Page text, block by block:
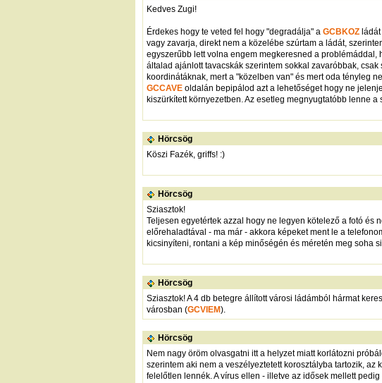
Kedves Zugi!
Érdekes hogy te veted fel hogy "degradálja" a GCBKOZ
vagy zavarja, direkt nem a közelébe szúrtam a ládát,
egyszerűbb lett volna engem megkeresned a
általad ajánlott tavacskák szerintem sokkal zavaróbbak,
koordinátáknak, mert a "közelben van" és mert oda tényleg
GCCAVE oldalán bepipálod azt a lehetőséget hogy ne
kiszürkített környezetben. Az esetleg megnyugtatóbb lenne
Hörcsög
Köszi Fazék, griffs! :)
Hörcsög
Sziasztok!
Teljesen egyetértek azzal hogy ne legyen kötelező a fotó és
előrehaladtával - ma már - akkora képeket ment le a
kicsinyíteni, rontani a kép minőségén és méretén meg soha
Hörcsög
Sziasztok! A 4 db betegre állított városi ládámból hármat
városban (GCVIEM).
Hörcsög
Nem nagy öröm olvasgatni itt a helyzet miatt korlátozni
szerintem aki nem a veszélyeztetett korosztályba tartozik,
felelőtlen lennék. A vírus ellen - illetve az idősek mellett